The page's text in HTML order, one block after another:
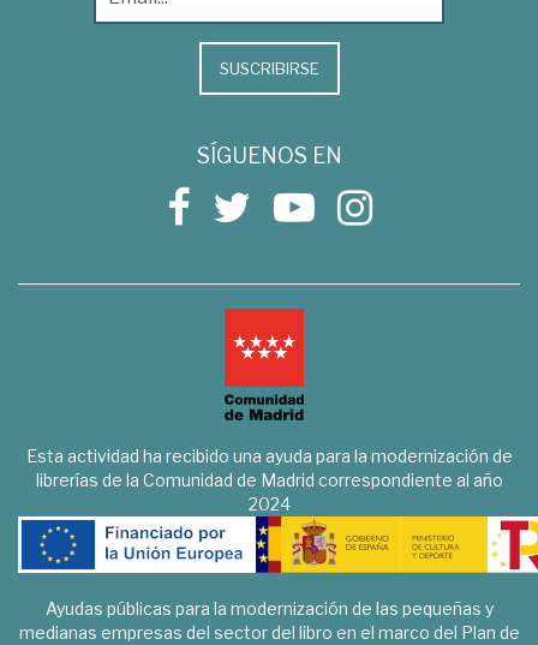
SUSCRIBIRSE
SÍGUENOS EN
Esta actividad ha recibido una ayuda para la modernización de
librerías de la Comunidad de Madrid correspondiente al año
2024
Ayudas públicas para la modernización de las pequeñas y
medianas empresas del sector del libro en el marco del Plan de